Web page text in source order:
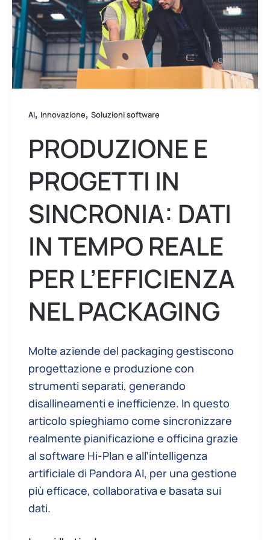
AI, Innovazione, Soluzioni software
PRODUZIONE E
PROGETTI IN
SINCRONIA: DATI
IN TEMPO REALE
PER L’EFFICIENZA
NEL PACKAGING
Molte aziende del packaging gestiscono
progettazione e produzione con
strumenti separati, generando
disallineamenti e inefficienze. In questo
articolo spieghiamo come sincronizzare
realmente pianificazione e officina grazie
al software Hi-Plan e all’intelligenza
artificiale di Pandora AI, per una gestione
più efficace, collaborativa e basata sui
dati.
sincronia:
dati
in
tempo
per
nel